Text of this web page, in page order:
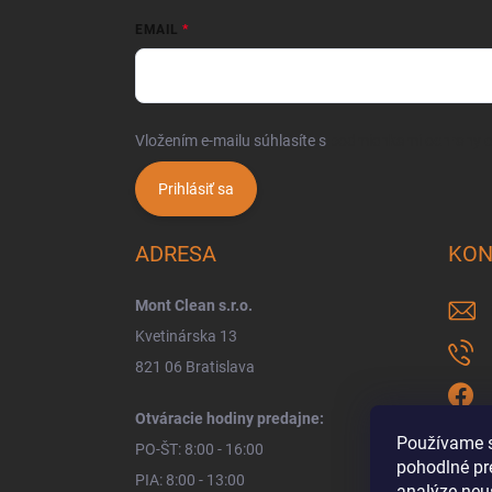
Používame
pohodlné
EMAIL
Vložením e-mailu súhlasíte s
Prihlásiť sa
ADRESA
Mont Clean s.r.o.
Kvetinárska 13
821 06 Bratislava
Otváracie hodiny predajne:
PO-ŠT: 8:00 - 16:00
PIA: 8:00 - 13:00